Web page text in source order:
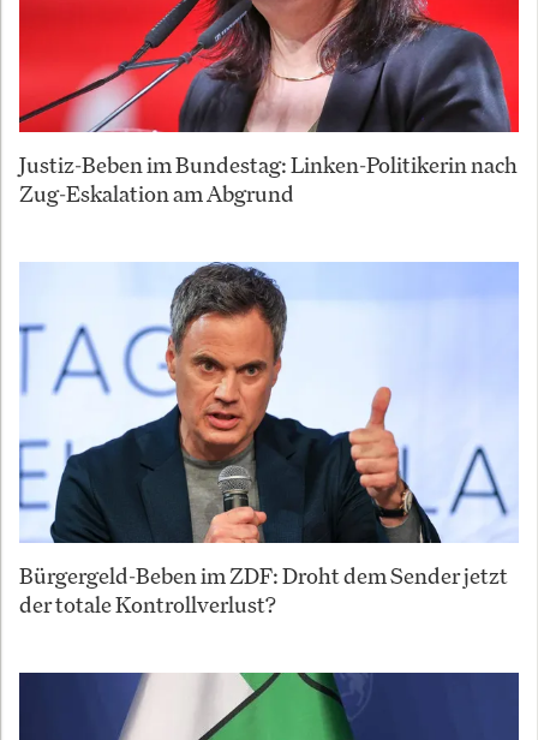
Justiz-Beben im Bundestag: Linken-Politikerin nach
Zug-Eskalation am Abgrund
Bürgergeld-Beben im ZDF: Droht dem Sender jetzt
der totale Kontrollverlust?